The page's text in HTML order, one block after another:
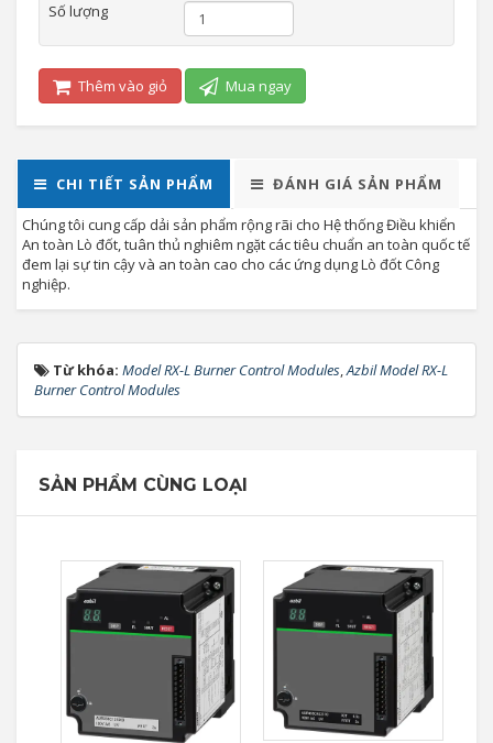
Số lượng
Thêm vào giỏ Mua ngay
CHI TIẾT SẢN PHẨM ĐÁNH GIÁ SẢN PHẨM
Chúng tôi cung cấp dải sản phẩm rộng rãi cho Hệ thống Điều khiển
An toàn Lò đốt, tuân thủ nghiêm ngặt các tiêu chuẩn an toàn quốc tế
đem lại sự tin cậy và an toàn cao cho các ứng dụng Lò đốt Công
nghiệp.
Từ khóa: Model RX-L Burner Control Modules,Azbil Model RX-L
Burner Control Modules
SẢN PHẨM CÙNG LOẠI